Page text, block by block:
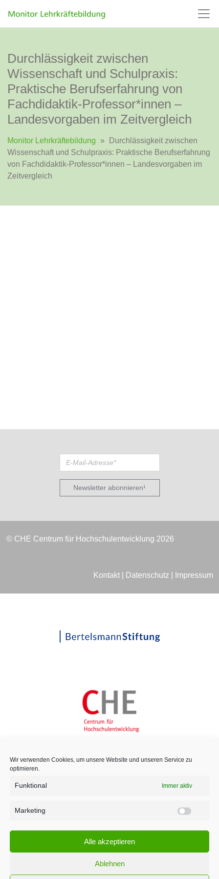
Wir verwenden Cookies, um unsere Website und unseren Service zu
optimieren.
Funktional Immer aktiv
Marketing
Alle akzeptieren
Ablehnen
Durchlässigkeit zwischen
Wissenschaft und Schulpraxis:
Praktische Berufserfahrung von
Fachdidaktik-Professor*innen –
Landesvorgaben im Zeitvergleich
Monitor Lehrkräftebildung »
Durchlässigkeit zwischen
Wissenschaft und Schulpraxis: Praktische Berufserfahrung
von Fachdidaktik-Professor*innen – Landesvorgaben im
Zeitvergleich
Newsletter abonnieren¹
© CHE Centrum für Hochschulentwicklung 2026
Kontakt| Datenschutz Impressum